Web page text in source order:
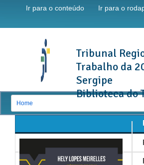
Ir para o conteúdo Ir para o
Tribunal
Trabalho da
Sergipe
Biblioteca do
Home